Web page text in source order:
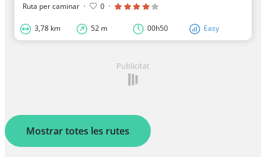
Ruta per caminar · 0 ·
3,78 km 52 m 00h50 Easy
Publicitat
Mostrar totes les rutes